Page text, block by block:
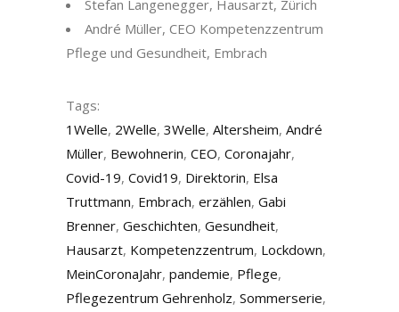
Stefan Langenegger, Hausarzt, Zürich
André Müller, CEO Kompetenzzentrum
Pflege und Gesundheit, Embrach
Tags:
1Welle, 2Welle, 3Welle, Altersheim, André
Müller, Bewohnerin, CEO, Coronajahr,
Covid-19, Covid19, Direktorin, Elsa
Truttmann, Embrach, erzählen, Gabi
Brenner, Geschichten, Gesundheit,
Hausarzt, Kompetenzzentrum, Lockdown,
MeinCoronaJahr, pandemie, Pflege,
Pflegezentrum Gehrenholz, Sommerserie,